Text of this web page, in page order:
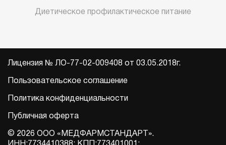
Диетическое профилактическое питание
Лицензия № ЛО-77-02-009408 от 03.05.2018г.
Пользовательское соглашение
Политика конфиденциальности
Публичная оферта
© 2026 ООО «МЕДФАРМСТАНДАРТ».